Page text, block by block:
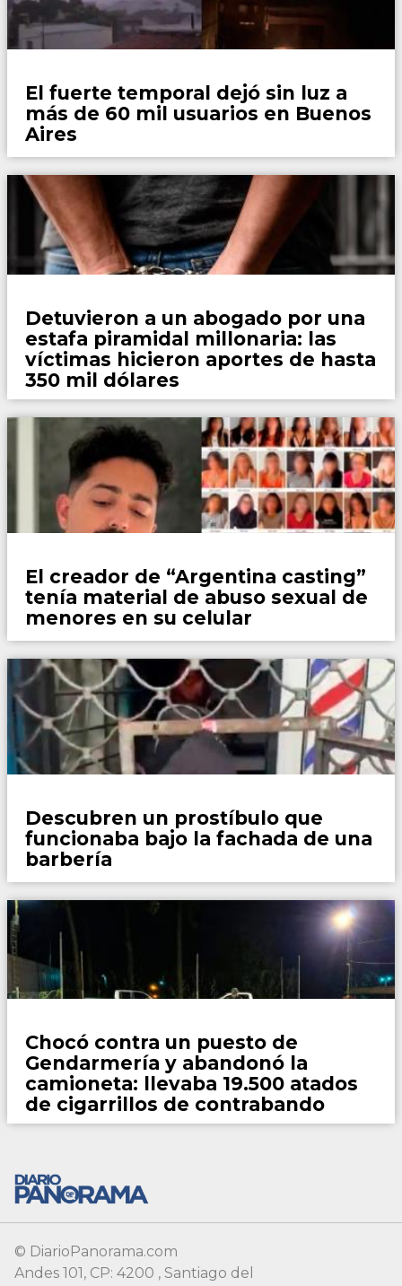
El fuerte temporal dejó sin luz a
más de 60 mil usuarios en Buenos
Aires
Detuvieron a un abogado por una
estafa piramidal millonaria: las
víctimas hicieron aportes de hasta
350 mil dólares
El creador de “Argentina casting”
tenía material de abuso sexual de
menores en su celular
Descubren un prostíbulo que
funcionaba bajo la fachada de una
barbería
Chocó contra un puesto de
Gendarmería y abandonó la
camioneta: llevaba 19.500 atados
de cigarrillos de contrabando
© DiarioPanorama.com
Andes 101, CP: 4200 , Santiago del